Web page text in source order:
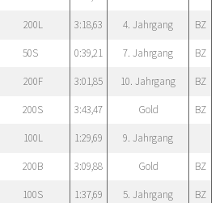
200L 3:18,63 4. Jahrgang BZ
50S 0:39,21 7. Jahrgang BZ
200F 3:01,85 10. Jahrgang BZ
200S 3:43,47 Gold BZ
100L 1:29,69 9. Jahrgang
200B 3:09,88 Gold BZ
100S 1:37,69 5. Jahrgang BZ